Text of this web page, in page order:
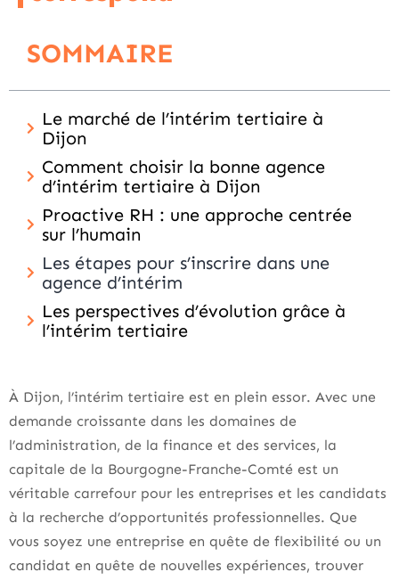
SOMMAIRE
Le marché de l’intérim tertiaire à
Dijon
Comment choisir la bonne agence
d’intérim tertiaire à Dijon
Proactive RH : une approche centrée
sur l’humain
Les étapes pour s’inscrire dans une
agence d’intérim
Les perspectives d’évolution grâce à
l’intérim tertiaire
À Dijon, l’intérim tertiaire est en plein essor. Avec une
demande croissante dans les domaines de
l’administration, de la finance et des services, la
capitale de la Bourgogne-Franche-Comté est un
véritable carrefour pour les entreprises et les candidats
à la recherche d’opportunités professionnelles. Que
vous soyez une entreprise en quête de flexibilité ou un
candidat en quête de nouvelles expériences, trouver